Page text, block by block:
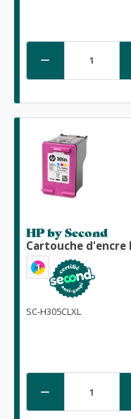

HP by Second
Cartouche d'encre
1
SC-H305CLXL
